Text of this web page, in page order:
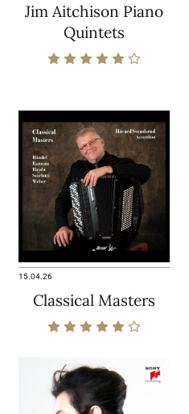
Jim Aitchison Piano
Quintets
15.04.26
Classical Masters